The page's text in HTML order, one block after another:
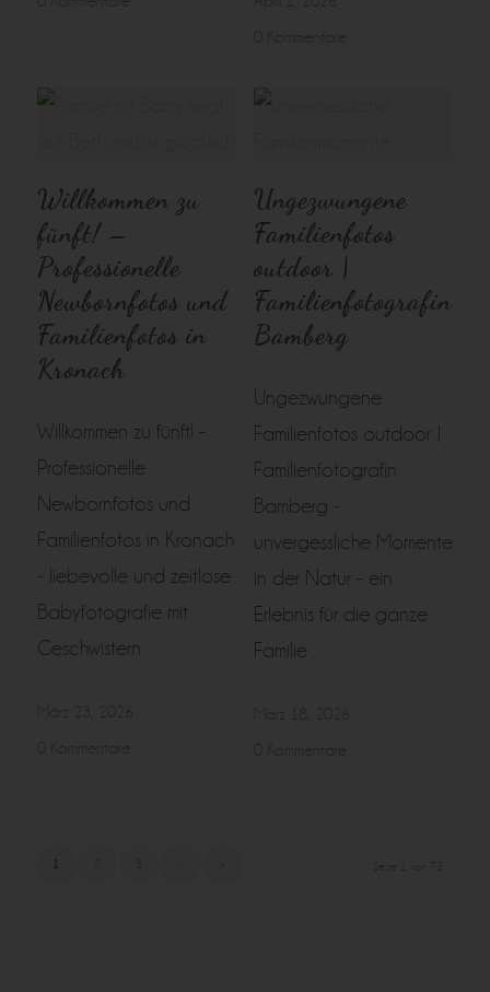
Willkommen zu
fünft! –
Professionelle
Newbornfotos und
Familienfotos in
Kronach
Willkommen zu fünft! -
Professionelle
Newbornfotos und
Familienfotos in Kronach
- liebevolle und zeitlose
Babyfotografie mit
Geschwistern
Ungezwungene
Familienfotos
outdoor |
Familienfotografin
Bamberg
Ungezwungene
Familienfotos outdoor |
Familienfotografin
Bamberg -
unvergessliche Momente
in der Natur - ein
Erlebnis für die ganze
Familie
1